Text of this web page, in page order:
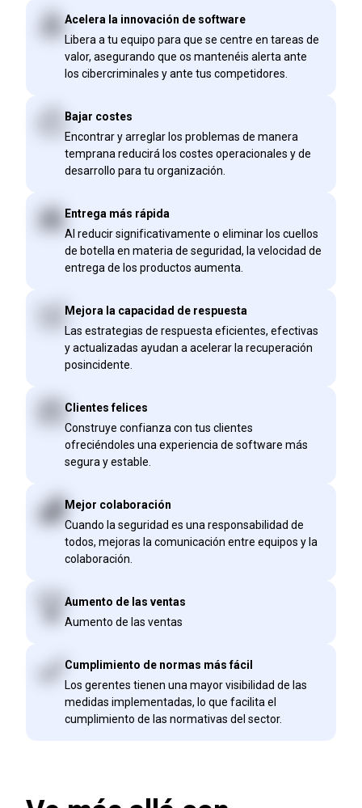
Acelera la innovación de software
Libera a tu equipo para que se centre en tareas de
valor, asegurando que os mantenéis alerta ante
los cibercriminales y ante tus competidores.
Bajar costes
Encontrar y arreglar los problemas de manera
temprana reducirá los costes operacionales y de
desarrollo para tu organización.
Entrega más rápida
Al reducir significativamente o eliminar los cuellos
de botella en materia de seguridad, la velocidad de
entrega de los productos aumenta.
Mejora la capacidad de respuesta
Las estrategias de respuesta eficientes, efectivas
y actualizadas ayudan a acelerar la recuperación
posincidente.
Clientes felices
Construye confianza con tus clientes
ofreciéndoles una experiencia de software más
segura y estable.
Mejor colaboración
Cuando la seguridad es una responsabilidad de
todos, mejoras la comunicación entre equipos y la
colaboración.
Aumento de las ventas
Aumento de las ventas
Cumplimiento de normas más fácil
Los gerentes tienen una mayor visibilidad de las
medidas implementadas, lo que facilita el
cumplimiento de las normativas del sector.